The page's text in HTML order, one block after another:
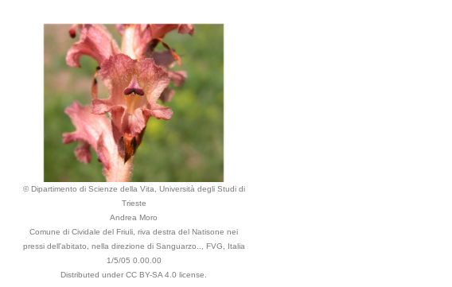
© Dipartimento di Scienze della Vita, Università degli Studi di
Trieste
Andrea Moro
Comune di Cividale del Friuli, riva destra del Natisone nei
pressi dell'abitato, nella direzione di Sanguarzo.., FVG, Italia
1/5/05 0.00.00
Distributed under CC BY-SA 4.0 license.